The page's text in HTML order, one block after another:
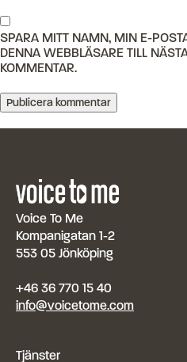
SPARA MITT NAMN, MIN E-
DENNA WEBBLÄSARE TILL
KOMMENTAR.
Voice To Me
Kompanigatan 1-2
553 05 Jönköping
+46 36 770 15 40
info@voicetome.com
Tjänster